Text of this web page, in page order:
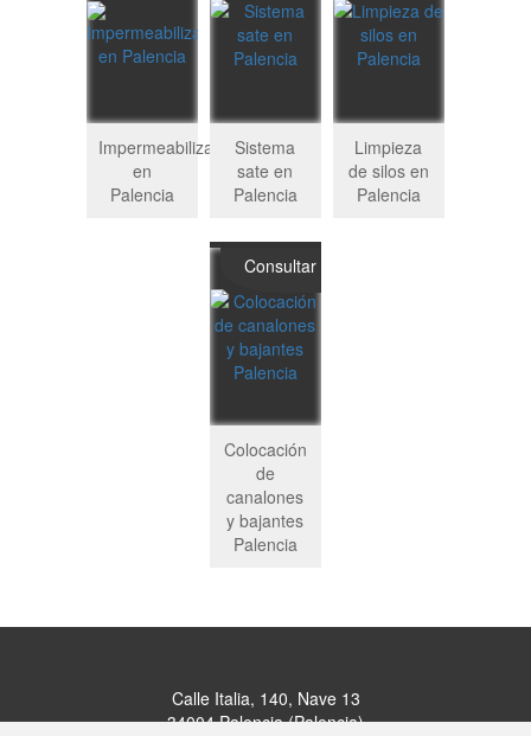
Impermeabilizaciones
en
Palencia
Sistema
sate en
Palencia
Limpieza
de silos en
Palencia
Consultar
Colocación
de
canalones
y bajantes
Palencia
Calle Italia, 140, Nave 13
34004 Palencia (Palencia)